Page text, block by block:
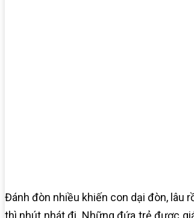
Đánh đòn nhiều khiến con dại đòn, lâu
thì nhút nhát đi. Những đứa trẻ được